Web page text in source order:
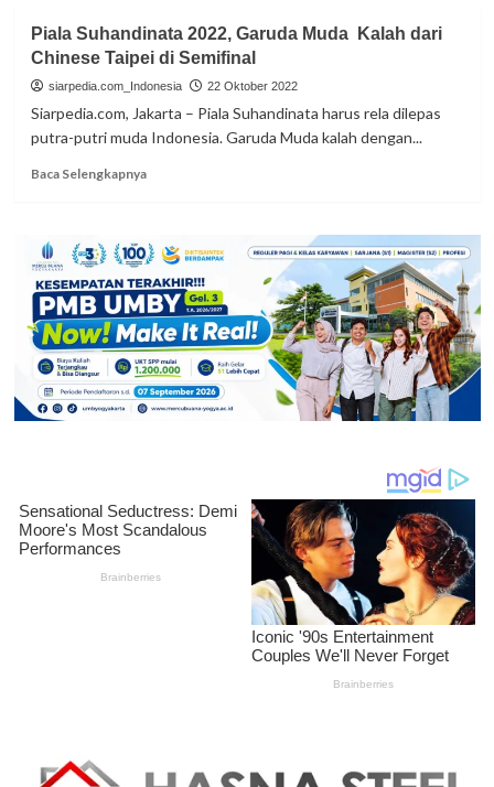
Raih
Juara
Terbanyak
di
AMLI
Piala Suhandinata 2022, Garuda Muda Kalah dari
Chinese Taipei di Semifinal
siarpedia.com_Indonesia 22 Oktober 2022
Siarpedia.com, Jakarta – Piala Suhandinata harus rela dilepas
putra-putri muda Indonesia. Garuda Muda kalah dengan...
Baca SelengkapnyaRead
Suhandinata
2022,
Garuda
Muda
Kalah
dari
Chinese
Taipei